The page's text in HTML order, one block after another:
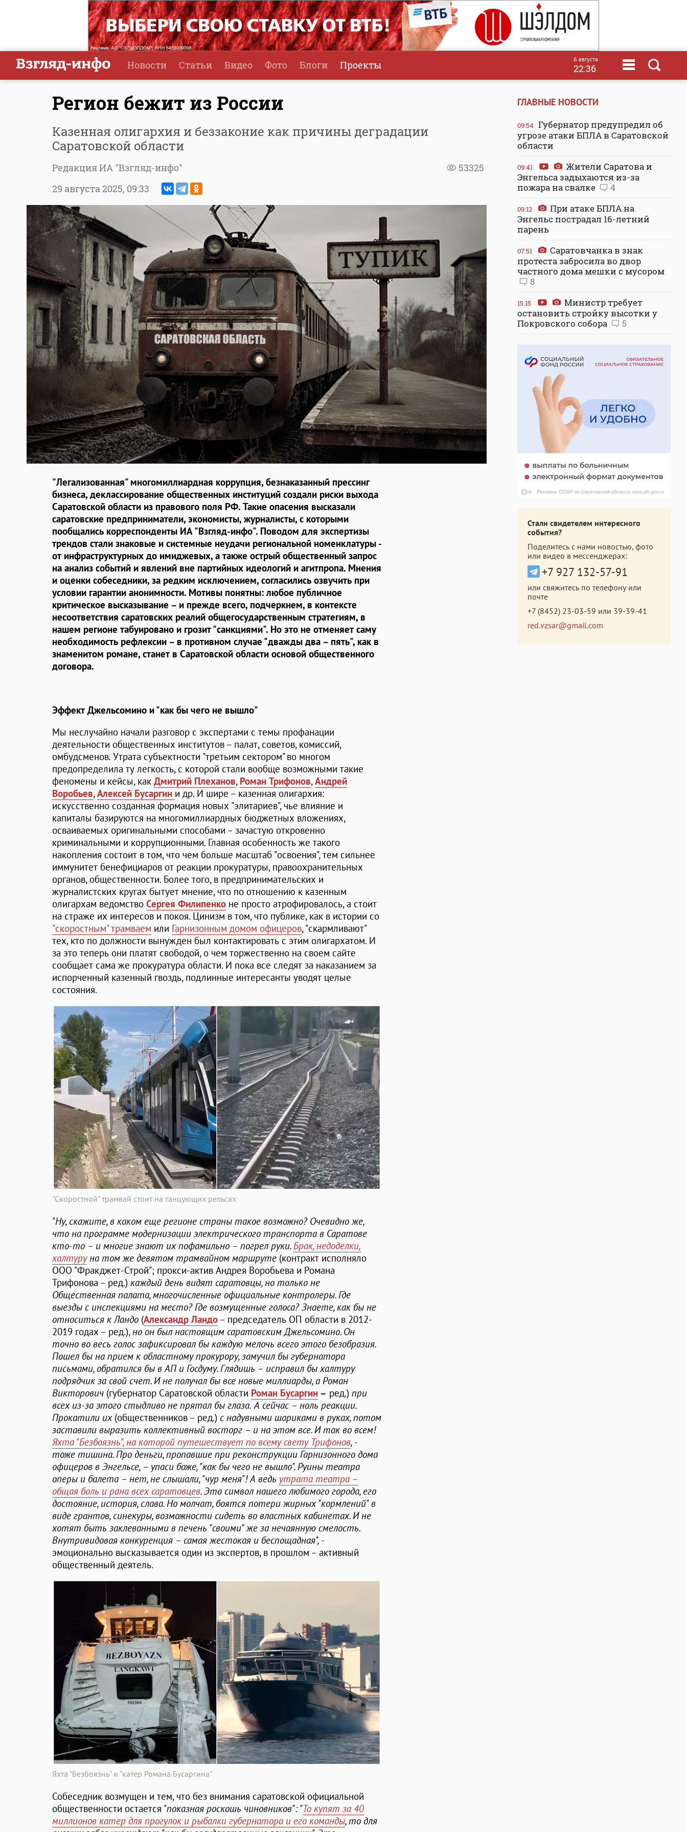
Новости Статьи Видео Фото Блоги Проекты 6 августа
22:36
Регион бежит из России
Казенная олигархия и беззаконие как причины деградации
Саратовской области
Редакция ИА "Взгляд-инфо"
53325
29 августа 2025, 09:33
"Легализованная" многомиллиардная коррупция, безнаказанный прессинг
бизнеса, деклассирование общественных институций создали риски выхода
Саратовской области из правового поля РФ. Такие опасения высказали
саратовские предприниматели, экономисты, журналисты, с которыми
пообщались корреспонденты ИА "Взгляд-инфо". Поводом для экспертизы
трендов стали знаковые и системные неудачи региональной номенклатуры -
от инфраструктурных до имиджевых, а также острый общественный запрос
на анализ событий и явлений вне партийных идеологий и агитпропа. Мнения
и оценки собеседники, за редким исключением, согласились озвучить при
условии гарантии анонимности. Мотивы понятны: любое публичное
критическое высказывание – и прежде всего, подчеркнем, в контексте
несоответствия саратовских реалий общегосударственным стратегиям, в
нашем регионе табуировано и грозит "санкциями". Но это не отменяет саму
необходимость рефлексии – в противном случае "дважды два – пять", как в
знаменитом романе, станет в Саратовской области основой общественного
договора.
Эффект Джельсомино и "как бы чего не вышло"
Мы неслучайно начали разговор с экспертами с темы профанации
деятельности общественных институтов – палат, советов, комиссий,
омбудсменов. Утрата субъектности "третьим сектором" во многом
предопределила ту легкость, с которой стали вообще возможными такие
феномены и кейсы, как Дмитрий Плеханов, Роман Трифонов,Андрей
Воробьев,Алексей Бусаргин и др. И шире – казенная олигархия:
искусственно созданная формация новых "элитариев", чье влияние и
капиталы базируются на многомиллиардных бюджетных вложениях,
осваиваемых оригинальными способами – зачастую откровенно
криминальными и коррупционными. Главная особенность же такого
накопления состоит в том, что чем больше масштаб "освоения", тем сильнее
иммунитет бенефициаров от реакции прокуратуры, правоохранительных
органов, общественности. Более того, в предпринимательских и
журналистских кругах бытует мнение, что по отношению к казенным
олигархам ведомство Сергея Филипенко не просто атрофировалось, а стоит
на страже их интересов и покоя. Цинизм в том, что публике, как в истории со
"скоростным" трамваем или Гарнизонным домом офицеров, "скармливают"
тех, кто по должности вынужден был контактировать с этим олигархатом. И
за это теперь они платят свободой, о чем торжественно на своем сайте
сообщает сама же прокуратура области. И пока все следят за наказанием за
испорченный казенный гвоздь, подлинные интересанты уводят целые
состояния.
"Скоростной" трамвай стоит на танцующих рельсах
"Ну, скажите, в каком еще регионе страны такое возможно? Очевидно же,
что на программе модернизации электрического транспорта в Саратове
кто-то – и многие знают их пофамильно – погрел руки.Брак, недоделки,
халтуруна том же девятом трамвайном маршруте (контракт исполняло
ООО "Фракджет-Строй"; прокси-актив Андрея Воробьева и Романа
Трифонова – ред.) каждый день видят саратовцы, но только не
Общественная палата, многочисленные официальные контролеры. Где
выезды с инспекциями на место? Где возмущенные голоса? Знаете, как бы не
относиться к Ландо (Александр Ландо – председатель ОП области в 2012-
2019 годах – ред.),но он был настоящим саратовским Джельсомино. Он
точно во весь голос зафиксировал бы каждую мелочь всего этого безобразия.
Пошел бы на прием к областному прокурору, замучил бы губернатора
письмами, обратился бы в АП и Госдуму. Глядишь – исправил бы халтуру
подрядчик за свой счет. И не получал бы все новые миллиарды, а Роман
Викторович (губернатор Саратовской области Роман Бусаргин – ред.) при
всех из-за этого стыдливо не прятал бы глаза. А сейчас – ноль реакции.
Прокатили их(общественников – ред.) с надувными шариками в руках, потом
заставили выразить коллективный восторг – и на этом все. И так во всем!
Яхта "Безбоязнь", на которой путешествует по всему свету Трифонов, -
тоже тишина. Про деньги, пропавшие при реконструкции Гарнизонного дома
офицеров в Энгельсе, – упаси боже, "как бы чего не вышло". Руины театра
оперы и балета – нет, не слышали, "чур меня"! А ведь утрата театра –
общая боль и рана всех саратовцев. Это символ нашего любимого города, его
достояние, история, слава. Но молчат, боятся потери жирных "кормлений" в
виде грантов, синекуры, возможности сидеть во властных кабинетах. И не
хотят быть заклеванными в печень "своими" же за нечаянную смелость.
Внутривидовая конкуренция – самая жестокая и беспощадная", -
эмоционально высказывается один из экспертов, в прошлом – активный
общественный деятель.
Яхта "Безбоязнь" и "катер Романа Бусаргина"
Собеседник возмущен и тем, что без внимания саратовской официальной
общественности остается "показная роскошь чиновников": "То купят за 40
миллионов катер для прогулок и рыбалки губернатора и его команды, то для
ГЛАВНЫЕ НОВОСТИ
09:54 Губернатор предупредил об
угрозе атаки БПЛА в Саратовской
области
09:41
Жители Саратова и
Энгельса задыхаются из-за
пожара на свалке
4
09:12
При атаке БПЛА на
Энгельс пострадал 16-летний
парень
07:51
Саратовчанка в знак
протеста забросила во двор
частного дома мешки с мусором
8
15:15
Министр требует
остановить стройку высотки у
Покровского собора
5
Стали свидетелем интересного
события?
Поделитесь с нами новостью, фото
или видео в мессенджерах:
+7 927 132-57-91
или свяжитесь по телефону или
почте
+7 (8452) 23-03-59 или 39-39-41
red.vzsar@gmail.com